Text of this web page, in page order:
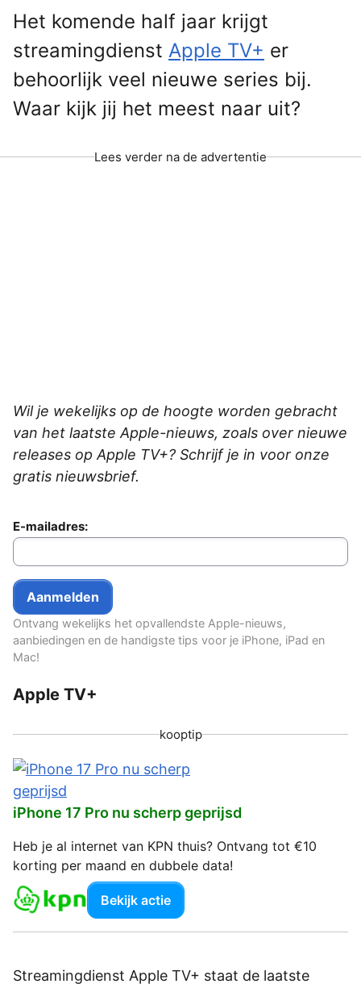
Het komende half jaar krijgt
streamingdienst Apple TV+ er
behoorlijk veel nieuwe series bij.
Waar kijk jij het meest naar uit?
Lees verder na de advertentie
Wil je wekelijks op de hoogte worden gebracht
van het laatste Apple-nieuws, zoals over nieuwe
releases op Apple TV+? Schrijf je in voor onze
gratis nieuwsbrief.
E-mailadres:
Ontvang wekelijks het opvallendste Apple-nieuws,
aanbiedingen en de handigste tips voor je iPhone, iPad en
Mac!
Apple TV+
kooptip
iPhone 17 Pro nu scherp geprijsd
Heb je al internet van KPN thuis? Ontvang tot €10
korting per maand en dubbele data!
Bekijk actie
Streamingdienst Apple TV+ staat de laatste